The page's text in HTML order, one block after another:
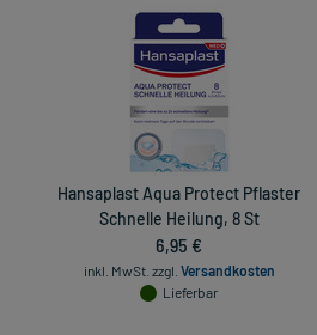
Hansaplast Aqua Protect Pflaster
Schnelle Heilung, 8 St
6,95 €
inkl. MwSt. zzgl. Versandkosten
Lieferbar